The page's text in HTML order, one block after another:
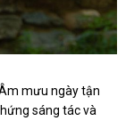
mưu ngày tận
sáng tác và